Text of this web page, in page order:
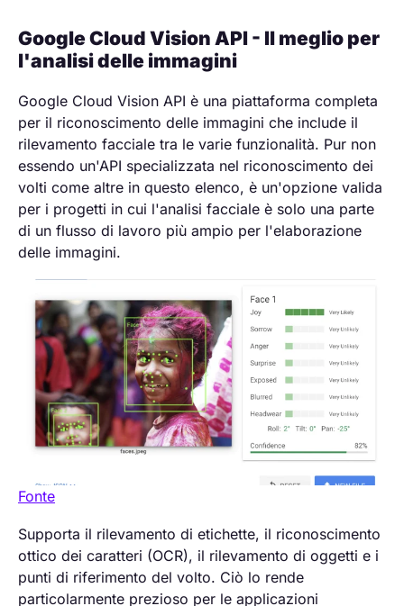
Google Cloud Vision API - Il meglio per
l'analisi delle immagini
Google Cloud Vision API è una piattaforma completa
per il riconoscimento delle immagini che include il
rilevamento facciale tra le varie funzionalità. Pur non
essendo un'API specializzata nel riconoscimento dei
volti come altre in questo elenco, è un'opzione valida
per i progetti in cui l'analisi facciale è solo una parte
di un flusso di lavoro più ampio per l'elaborazione
delle immagini.
Fonte
Supporta il rilevamento di etichette, il riconoscimento
ottico dei caratteri (OCR), il rilevamento di oggetti e i
punti di riferimento del volto. Ciò lo rende
particolarmente prezioso per le applicazioni